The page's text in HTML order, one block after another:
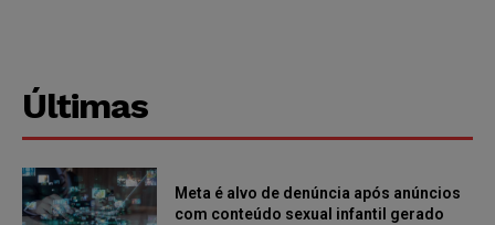
Últimas
Meta é alvo de denúncia após anúncios
com conteúdo sexual infantil gerado